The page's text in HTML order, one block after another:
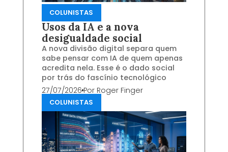
COLUNISTAS
Usos da IA e a nova
desigualdade social
A nova divisão digital separa quem
sabe pensar com IA de quem apenas
acredita nela. Esse é o dado social
por trás do fascínio tecnológico
27/07/2026Por Roger Finger
COLUNISTAS